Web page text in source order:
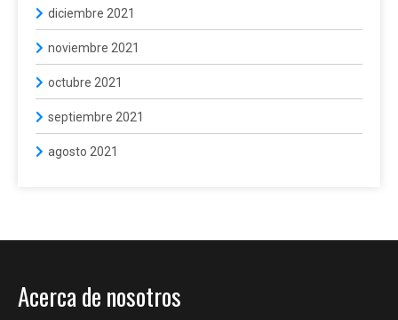
diciembre 2021
noviembre 2021
octubre 2021
septiembre 2021
agosto 2021
Acerca de nosotros